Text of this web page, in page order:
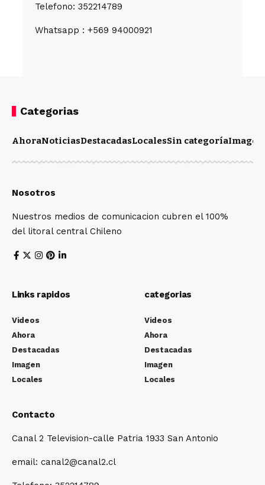
Telefono: 352214789
Whatsapp : +569 94000921
Categorias
AhoraNoticiasDestacadasLocalesSin categoríaImagen
Nosotros
Nuestros medios de comunicacion cubren el 100%
del litoral central Chileno
Links rapidos
Videos
Ahora
Destacadas
Imagen
Locales
categorias
Videos
Ahora
Destacadas
Imagen
Locales
Contacto
Canal 2 Television-calle Patria 1933 San Antonio
email: canal2@canal2.cl